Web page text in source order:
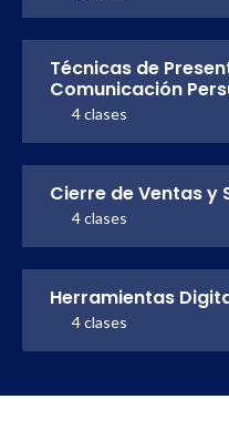
Técnicas de
Comunicación
4 clases
Cierre de Ventas y
4 clases
Herramientas
4 clases